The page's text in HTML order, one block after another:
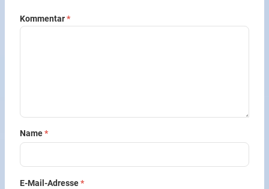
Kommentar*
Name*
E-Mail-Adresse*